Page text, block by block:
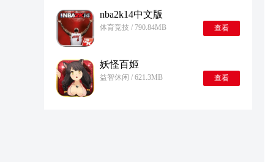
nba2k14中文版
体育竞技 / 790.84MB 查看
妖怪百姬
益智休闲 / 621.3MB 查看